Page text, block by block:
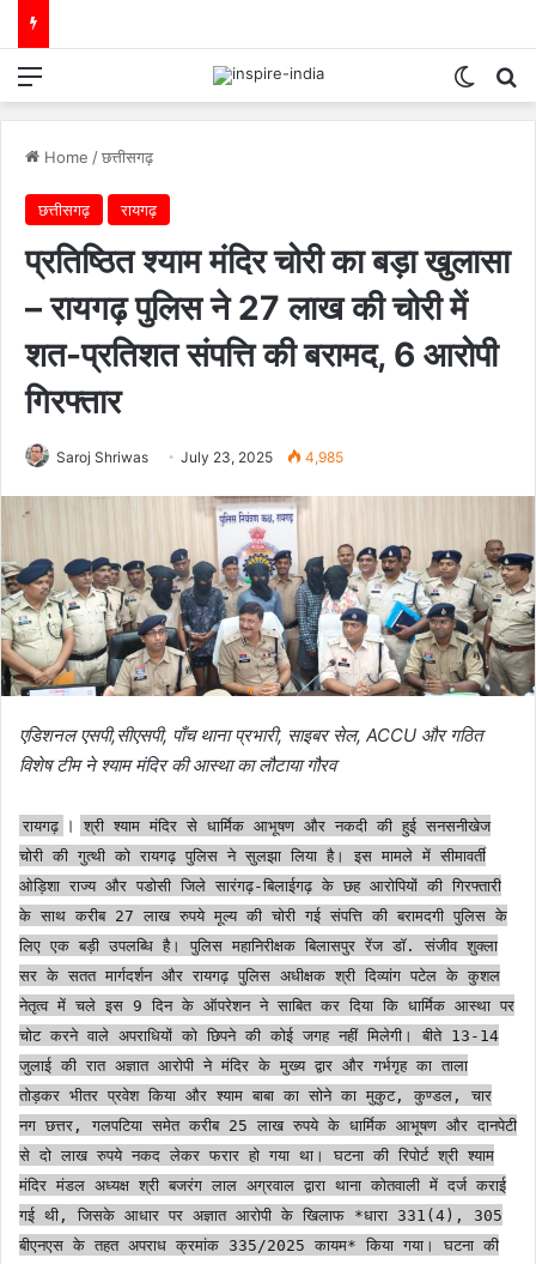
Menu
Home /छत्तीसगढ़
छत्तीसगढ़ रायगढ़
प्रतिष्ठित श्याम मंदिर चोरी का बड़ा खुलासा
– रायगढ़ पुलिस ने 27 लाख की चोरी में
शत-प्रतिशत संपत्ति की बरामद, 6 आरोपी
गिरफ्तार
Saroj Shriwas July 23, 2025 4,985
एडिशनल एसपी,सीएसपी, पाँच थाना प्रभारी, साइबर सेल, ACCU और गठित
विशेष टीम ने श्याम मंदिर की आस्था का लौटाया गौरव
रायगढ़ ।
श्री श्याम मंदिर से धार्मिक आभूषण और नकदी की हुई सनसनीखेज
चोरी की गुत्थी को रायगढ़ पुलिस ने सुलझा लिया है। इस मामले में सीमावर्ती
ओड़िशा राज्य और पडोसी जिले सारंगढ़-बिलाईगढ़ के छह आरोपियों की गिरफ्तारी
के साथ करीब 27 लाख रुपये मूल्य की चोरी गई संपत्ति की बरामदगी पुलिस के
लिए एक बड़ी उपलब्धि है। पुलिस महानिरीक्षक बिलासपुर रेंज डॉ. संजीव शुक्ला
सर के सतत मार्गदर्शन और रायगढ़ पुलिस अधीक्षक श्री दिव्यांग पटेल के कुशल
नेतृत्व में चले इस 9 दिन के ऑपरेशन ने साबित कर दिया कि धार्मिक आस्था पर
चोट करने वाले अपराधियों को छिपने की कोई जगह नहीं मिलेगी। बीते 13-14
जुलाई की रात अज्ञात आरोपी ने मंदिर के मुख्य द्वार और गर्भगृह का ताला
तोड़कर भीतर प्रवेश किया और श्याम बाबा का सोने का मुकुट, कुण्डल, चार
नग छत्तर, गलपटिया समेत करीब 25 लाख रुपये के धार्मिक आभूषण और दानपेटी
से दो लाख रुपये नकद लेकर फरार हो गया था। घटना की रिपोर्ट श्री श्याम
मंदिर मंडल अध्यक्ष श्री बजरंग लाल अग्रवाल द्वारा थाना कोतवाली में दर्ज कराई
गई थी, जिसके आधार पर अज्ञात आरोपी के खिलाफ *धारा 331(4), 305
बीएनएस के तहत अपराध क्रमांक 335/2025 कायम* किया गया। घटना की